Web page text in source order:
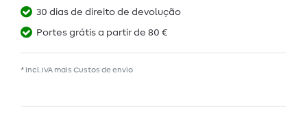
30 dias de direito de devolução
Portes grátis a partir de 80 €
* incl. IVA mais Custos de envio